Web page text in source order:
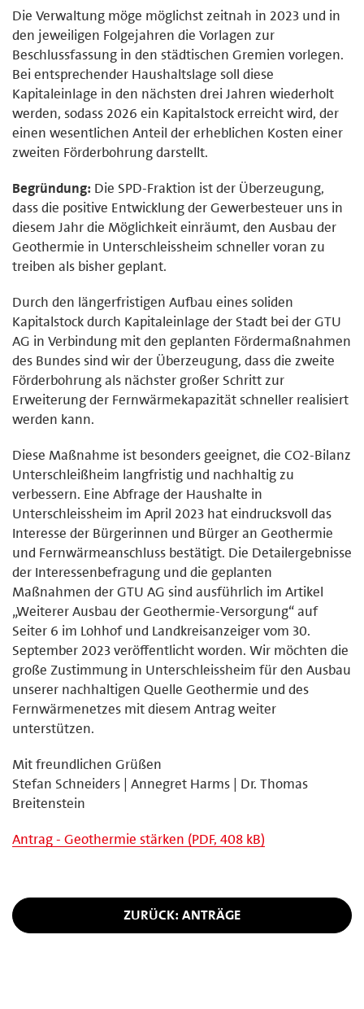
Die Verwaltung möge möglichst zeitnah in 2023 und in
den jeweiligen Folgejahren die Vorlagen zur
Beschlussfassung in den städtischen Gremien vorlegen.
Bei entsprechender Haushaltslage soll diese
Kapitaleinlage in den nächsten drei Jahren wiederholt
werden, sodass 2026 ein Kapitalstock erreicht wird, der
einen wesentlichen Anteil der erheblichen Kosten einer
zweiten Förderbohrung darstellt.
Begründung: Die SPD-Fraktion ist der Überzeugung,
dass die positive Entwicklung der Gewerbesteuer uns in
diesem Jahr die Möglichkeit einräumt, den Ausbau der
Geothermie in Unterschleissheim schneller voran zu
treiben als bisher geplant.
Durch den längerfristigen Aufbau eines soliden
Kapitalstock durch Kapitaleinlage der Stadt bei der GTU
AG in Verbindung mit den geplanten Fördermaßnahmen
des Bundes sind wir der Überzeugung, dass die zweite
Förderbohrung als nächster großer Schritt zur
Erweiterung der Fernwärmekapazität schneller realisiert
werden kann.
Diese Maßnahme ist besonders geeignet, die CO2-Bilanz
Unterschleißheim langfristig und nachhaltig zu
verbessern. Eine Abfrage der Haushalte in
Unterschleissheim im April 2023 hat eindrucksvoll das
Interesse der Bürgerinnen und Bürger an Geothermie
und Fernwärmeanschluss bestätigt. Die Detailergebnisse
der Interessenbefragung und die geplanten
Maßnahmen der GTU AG sind ausführlich im Artikel
„Weiterer Ausbau der Geothermie-Versorgung“ auf
Seiter 6 im Lohhof und Landkreisanzeiger vom 30.
September 2023 veröffentlicht worden. Wir möchten die
große Zustimmung in Unterschleissheim für den Ausbau
unserer nachhaltigen Quelle Geothermie und des
Fernwärmenetzes mit diesem Antrag weiter
unterstützen.
Mit freundlichen Grüßen
Stefan Schneiders | Annegret Harms | Dr. Thomas
Breitenstein
Antrag - Geothermie stärken (PDF, 408 kB)
ZURÜCK: ANTRÄGE